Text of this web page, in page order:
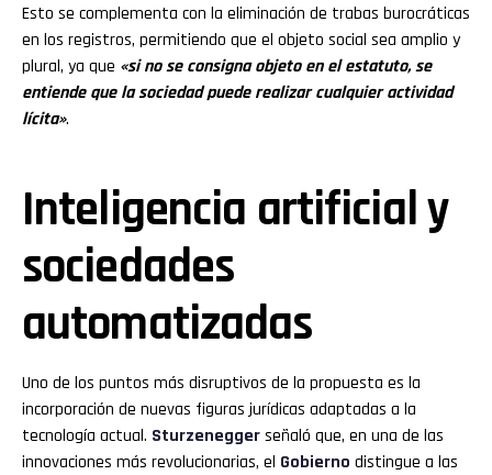
Esto se complementa con la eliminación de trabas burocráticas
en los registros, permitiendo que el objeto social sea amplio y
plural, ya que «si no se consigna objeto en el estatuto, se
entiende que la sociedad puede realizar cualquier actividad
lícita».
Inteligencia artificial y
sociedades
automatizadas
Uno de los puntos más disruptivos de la propuesta es la
incorporación de nuevas figuras jurídicas adaptadas a la
tecnología actual. Sturzeneggerseñaló que, en una de las
innovaciones más revolucionarias, el Gobierno distingue a las